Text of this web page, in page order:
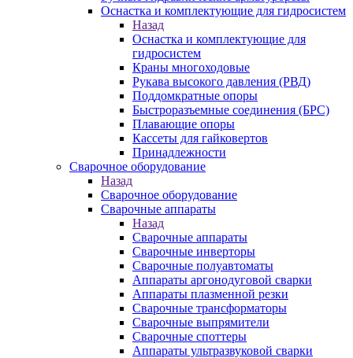
Оснастка и комплектующие для гидросистем
Назад
Оснастка и комплектующие для
гидросистем
Краны многоходовые
Рукава высокого давления (РВД)
Поддомкратные опоры
Быстроразъемные соединения (БРС)
Плавающие опоры
Кассеты для гайковертов
Принадлежности
Сварочное оборудование
Назад
Сварочное оборудование
Сварочные аппараты
Назад
Сварочные аппараты
Сварочные инверторы
Сварочные полуавтоматы
Аппараты аргонодуговой сварки
Аппараты плазменной резки
Сварочные трансформаторы
Сварочные выпрямители
Сварочные споттеры
Аппараты ультразвуковой сварки